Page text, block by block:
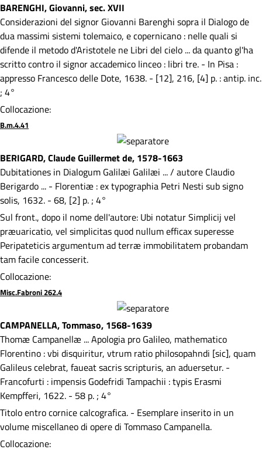
BARENGHI, Giovanni, sec. XVII
Considerazioni del signor Giovanni Barenghi sopra il Dialogo de
dua massimi sistemi tolemaico, e copernicano : nelle quali si
difende il metodo d'Aristotele ne Libri del cielo ... da quanto gl'ha
scritto contro il signor accademico linceo : libri tre. - In Pisa :
appresso Francesco delle Dote, 1638. - [12], 216, [4] p. : antip. inc.
; 4°
Collocazione:
B.m.4.41
BERIGARD, Claude Guillermet de, 1578-1663
Dubitationes in Dialogum Galilæi Galilæi ... / autore Claudio
Berigardo ... - Florentiæ : ex typographia Petri Nesti sub signo
solis, 1632. - 68, [2] p. ; 4°
Sul front., dopo il nome dell'autore: Ubi notatur Simplicij vel
præuaricatio, vel simplicitas quod nullum efficax superesse
Peripateticis argumentum ad terræ immobilitatem probandam
tam facile concesserit.
Collocazione:
Misc.Fabroni 262.4
CAMPANELLA, Tommaso, 1568-1639
Thomæ Campanellæ ... Apologia pro Galileo, mathematico
Florentino : vbi disquiritur, vtrum ratio philosopahndi [sic], quam
Galileus celebrat, faueat sacris scripturis, an aduersetur. -
Francofurti : impensis Godefridi Tampachii : typis Erasmi
Kempfferi, 1622. - 58 p. ; 4°
Titolo entro cornice calcografica. - Esemplare inserito in un
volume miscellaneo di opere di Tommaso Campanella.
Collocazione: